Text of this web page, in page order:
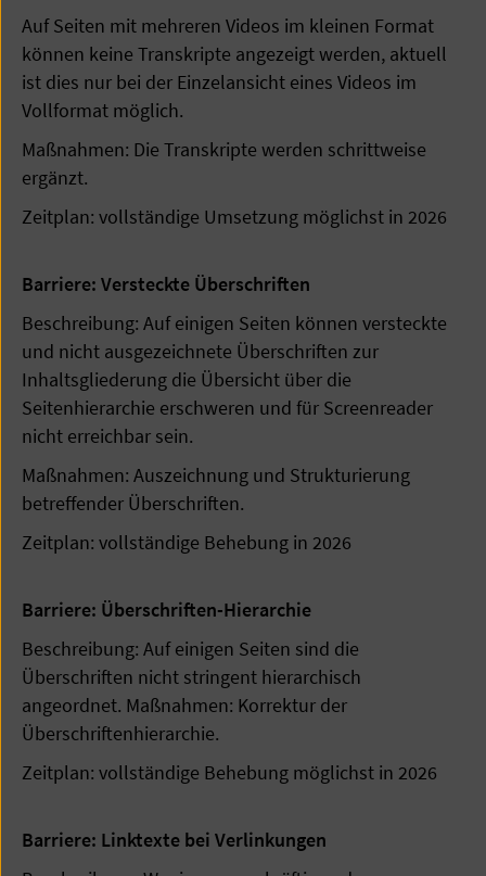
Auf Seiten mit mehreren Videos im kleinen Format
können keine Transkripte angezeigt werden, aktuell
ist dies nur bei der Einzelansicht eines Videos im
Vollformat möglich.
Maßnahmen: Die Transkripte werden schrittweise
ergänzt.
Zeitplan: vollständige Umsetzung möglichst in 2026
Barriere: Versteckte Überschriften
Beschreibung: Auf einigen Seiten können versteckte
und nicht ausgezeichnete Überschriften zur
Inhaltsgliederung die Übersicht über die
Seitenhierarchie erschweren und für Screenreader
nicht erreichbar sein.
Maßnahmen: Auszeichnung und Strukturierung
betreffender Überschriften.
Zeitplan: vollständige Behebung in 2026
Barriere: Überschriften-Hierarchie
Beschreibung: Auf einigen Seiten sind die
Überschriften nicht stringent hierarchisch
angeordnet. Maßnahmen: Korrektur der
Überschriftenhierarchie.
Zeitplan: vollständige Behebung möglichst in 2026
Barriere: Linktexte bei Verlinkungen